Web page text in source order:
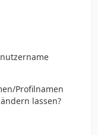
Profilnamen
lassen?